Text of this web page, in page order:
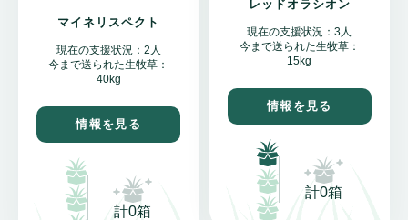
マイネリスペクト
現在の支援状況：2人
今まで送られた生牧草：
40kg
情報を見る
計0箱
レッドオラシオン
現在の支援状況：3人
今まで送られた生牧草：
15kg
情報を見る
計0箱